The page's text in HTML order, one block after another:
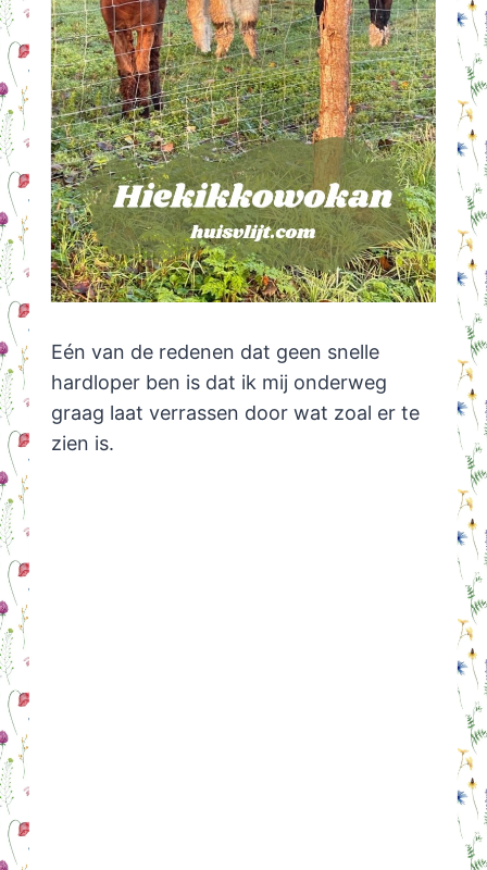
Eén van de redenen dat geen snelle
hardloper ben is dat ik mij onderweg
graag laat verrassen door wat zoal er te
zien is.